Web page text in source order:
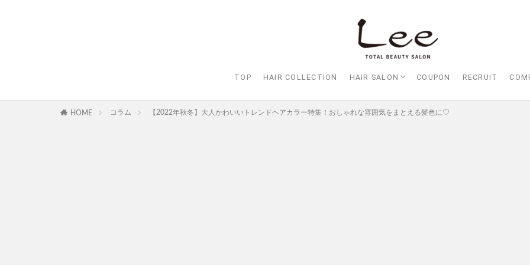
TOP HAIR COLLECTION HAIR SALON
Lee大阪店
Lee梅田店
Lee京橋店
Lee堀江店
Lee四ツ橋店
Lee天王寺店
Lee上新庄Vita店
Lee東三国店
Lee布施店
Lee枚方店
HARBOR （ハーバー）
Lee尼崎店
Lee甲子園店
COUPON RECRUIT
HOME コラム 【2022年秋冬】大人かわいいトレンドヘアカラー特集！おしゃれな雰囲気をまとえる髪色に♡